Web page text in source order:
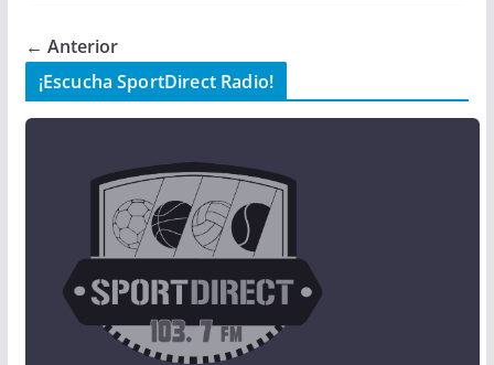
← Anterior
¡Escucha SportDirect Radio!